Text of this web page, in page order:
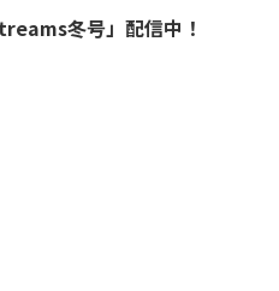
冬号」配信中！